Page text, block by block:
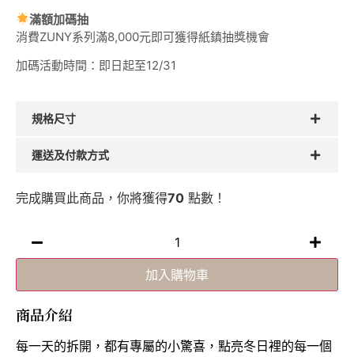
滿額加碼抽
消費ZUNY系列滿8,000元即可獲得紙鎮抽獎機會
加碼活動時間：即日起至12/31
規格尺寸
運送及付款方式
完成購買此商品，你將獲得70 點數！
加入購物車
商品介紹
每一天的拆開，都有專屬的小驚喜，點亮冬日裡的每一個